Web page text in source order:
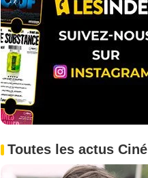
Toutes les actus Ciné